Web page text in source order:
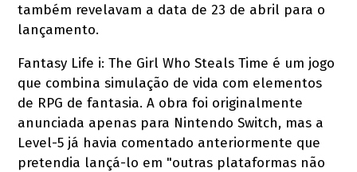
também revelavam a data de 23 de abril para o
lançamento.
Fantasy Life i: The Girl Who Steals Time é um jogo
que combina simulação de vida com elementos
de RPG de fantasia. A obra foi originalmente
anunciada apenas para Nintendo Switch, mas a
Level-5 já havia comentado anteriormente que
pretendia lançá-lo em "outras plataformas não